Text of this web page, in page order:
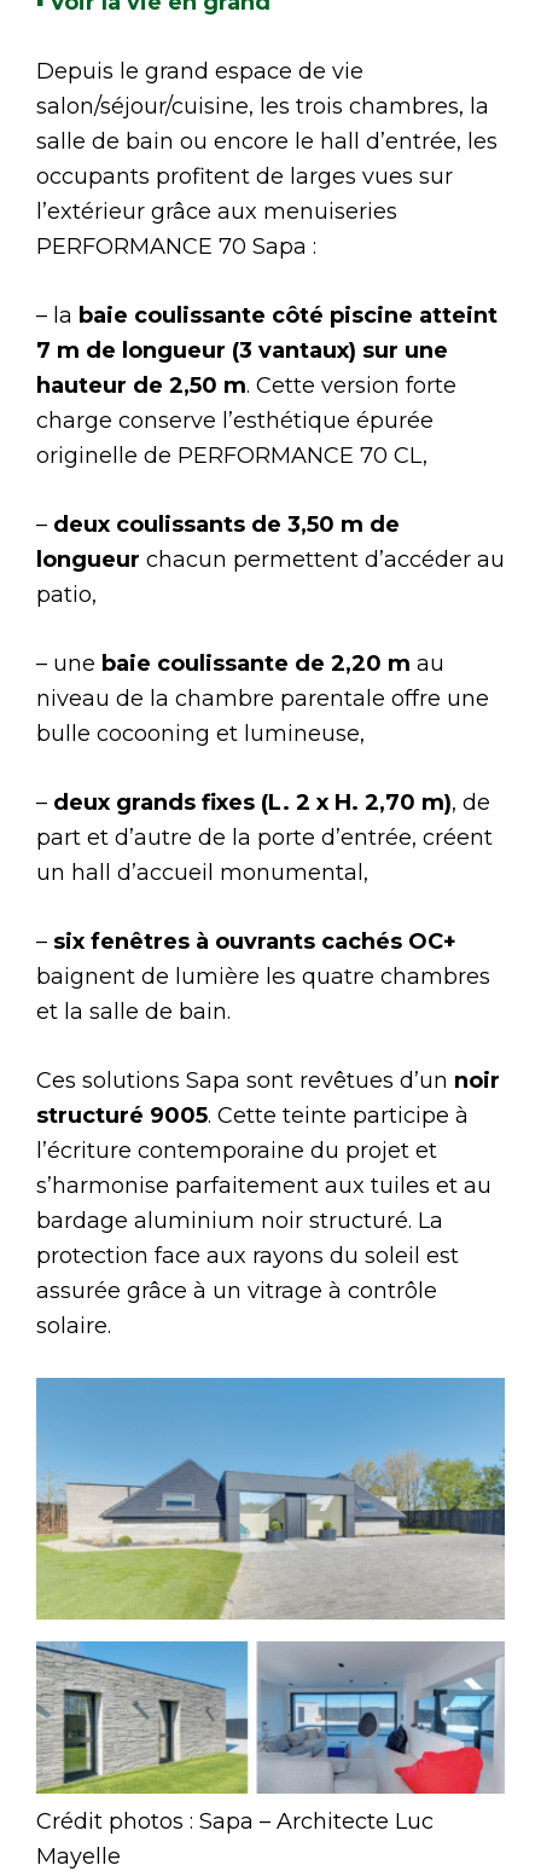
Depuis le grand espace de vie
salon/séjour/cuisine, les trois chambres, la
salle de bain ou encore le hall d’entrée, les
occupants profitent de larges vues sur
l’extérieur grâce aux menuiseries
PERFORMANCE 70 Sapa :
– la baie coulissante côté piscine atteint
7 m de longueur (3 vantaux) sur une
hauteur de 2,50 m. Cette version forte
charge conserve l’esthétique épurée
originelle de PERFORMANCE 70 CL,
– deux coulissants de 3,50 m de
longueur chacun permettent d’accéder au
patio,
– une baie coulissante de 2,20 m au
niveau de la chambre parentale offre une
bulle cocooning et lumineuse,
– deux grands fixes (L. 2 x H. 2,70 m), de
part et d’autre de la porte d’entrée, créent
un hall d’accueil monumental,
– six fenêtres à ouvrants cachés OC+
baignent de lumière les quatre chambres
et la salle de bain.
Ces solutions Sapa sont revêtues d’un noir
structuré 9005. Cette teinte participe à
l’écriture contemporaine du projet et
s’harmonise parfaitement aux tuiles et au
bardage aluminium noir structuré. La
protection face aux rayons du soleil est
assurée grâce à un vitrage à contrôle
solaire.
Crédit photos : Sapa – Architecte Luc
Mayelle